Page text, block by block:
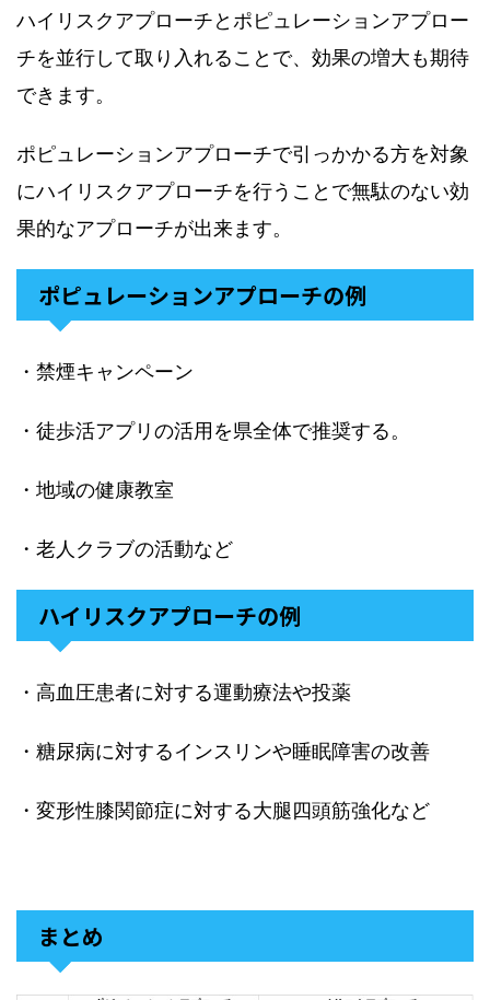
ハイリスクアプローチとポピュレーションアプロー
チを並行して取り入れることで、効果の増大も期待
できます。
ポピュレーションアプローチで引っかかる方を対象
にハイリスクアプローチを行うことで無駄のない効
果的なアプローチが出来ます。
ポピュレーションアプローチの例
・禁煙キャンペーン
・徒歩活アプリの活用を県全体で推奨する。
・地域の健康教室
・老人クラブの活動など
ハイリスクアプローチの例
・高血圧患者に対する運動療法や投薬
・糖尿病に対するインスリンや睡眠障害の改善
・変形性膝関節症に対する大腿四頭筋強化など
まとめ